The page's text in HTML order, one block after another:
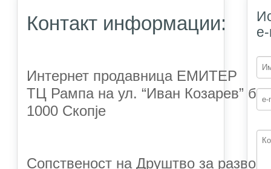
Контакт информации:
Интернет продавница ЕМИТЕР
ТЦ Рампа на ул. “Иван Козарев”
1000 Скопје
Сопственост на Друштво за развој